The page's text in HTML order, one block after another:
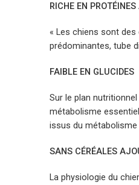
RICHE EN
« Les chiens sont
prédominantes, tube
FAIBLE EN GLUCIDES
Sur le plan
métabolisme
issus du
SANS CÉRÉALES
La physiologie du